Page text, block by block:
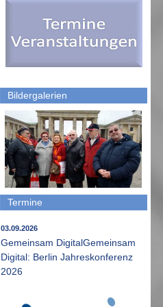
Bildergalerien
Termine
03.09.2026
Gemeinsam DigitalGemeinsam
Digital: Berlin Jahreskonferenz
2026